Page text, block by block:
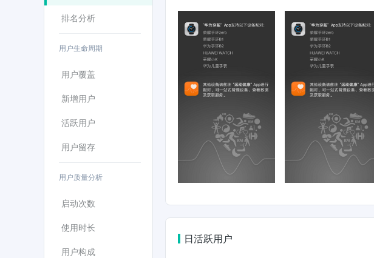
排名分析
用户生命周期
用户覆盖
新增用户
活跃用户
用户留存
用户质量分析
启动次数
使用时长
用户构成
日活跃用户